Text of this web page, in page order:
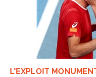
L'EXPLOIT